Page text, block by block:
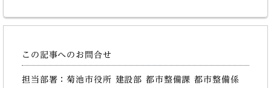
この記事へのお問合せ
担当部署：菊池市役所 建設部 都市整備課 都市整備係